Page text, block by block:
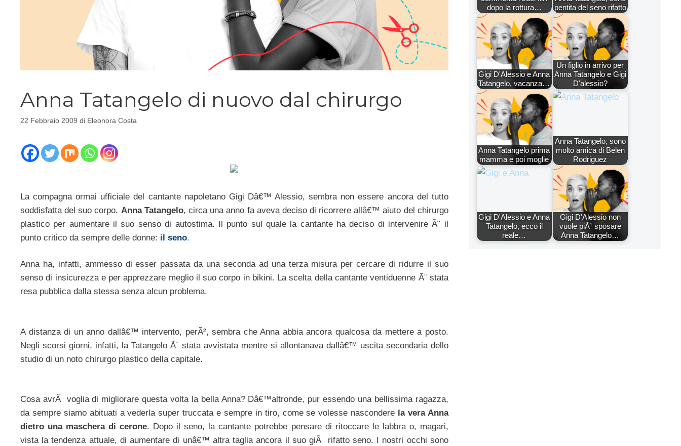
Anna Tatangelo di nuovo dal chirurgo
22 Febbraio 2009 di Eleonora Costa
La compagna ormai ufficiale del cantante napoletano Gigi Dâ€™ Alessio, sembra non essere ancora del tutto
soddisfatta del suo corpo. Anna Tatangelo, circa una anno fa aveva deciso di ricorrere allâ€™ aiuto del chirurgo
plastico per aumentare il suo senso di autostima. Il punto sul quale la cantante ha deciso di intervenire Ã¨ il
punto critico da sempre delle donne: il seno.
Anna ha, infatti, ammesso di esser passata da una seconda ad una terza misura per cercare di ridurre il suo
senso di insicurezza e per apprezzare meglio il suo corpo in bikini. La scelta della cantante ventiduenne Ã¨ stata
resa pubblica dalla stessa senza alcun problema.
A distanza di un anno dallâ€™ intervento, perÃ², sembra che Anna abbia ancora qualcosa da mettere a posto.
Negli scorsi giorni, infatti, la Tatangelo Ã¨ stata avvistata mentre si allontanava dallâ€™ uscita secondaria dello
studio di un noto chirurgo plastico della capitale.
Cosa avrÃ voglia di migliorare questa volta la bella Anna? Dâ€™altronde, pur essendo una bellissima ragazza,
da sempre siamo abituati a vederla super truccata e sempre in tiro, come se volesse nascondere la vera Anna
dietro una maschera di cerone. Dopo il seno, la cantante potrebbe pensare di ritoccare le labbra o, magari,
vista la tendenza attuale, di aumentare di unâ€™ altra taglia ancora il suo giÃ rifatto seno. I nostri occhi sono
dopo la rottura…
pentita del seno rifatto
Gigi D'Alessio e Anna
Tatangelo, vacanza…
Un figlio in arrivo per
Anna Tatangelo e Gigi
D'alessio?
Anna Tatangelo prima
mamma e poi moglie
Anna Tatangelo, sono
molto amica di Belen
Rodriguez
Gigi D'Alessio e Anna
Tatangelo, ecco il
reale…
Gigi D'Alessio non
vuole piÃ¹ sposare
Anna Tatangelo…